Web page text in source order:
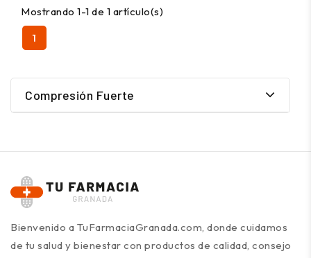
Mostrando 1-1 de 1 artículo(s)
1
Compresión Fuerte
Bienvenido a TuFarmaciaGranada.com, donde cuidamos
de tu salud y bienestar con productos de calidad, consejo